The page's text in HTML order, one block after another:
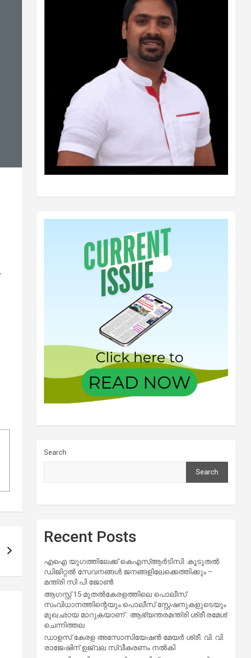
Search
Search
Recent Posts
എഐ യുഗത്തിലേക്ക് കെഎസ്ആർടിസി: കൂടുതൽ
ഡിജിറ്റൽ സേവനങ്ങൾ ജനങ്ങളിലേക്കെത്തിക്കും –
മന്ത്രി സി പി ജോൺ
ആഗസ്റ്റ് 15 മുതല്‍കേരളത്തിലെ പൊലീസ്
സംവിധാനത്തിന്റെയും പൊലീസ് സ്റ്റേഷനുകളുടെയും
മുഖഛായ മാറുകയാണ് : ആഭ്യന്തരമന്ത്രി ശ്രീ.രമേശ്
ചെന്നിത്തല
ഡാളസ് കേരള അസോസിയേഷൻ മേയർ ശ്രീ. വി. വി.
രാജേഷിന് ഉജ്വല സ്വീകരണം നൽകി